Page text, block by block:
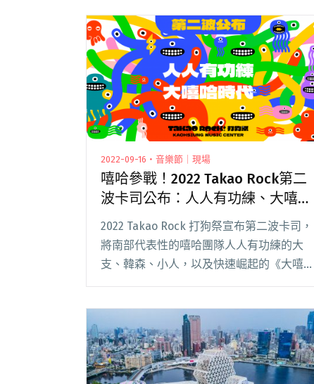
又巧遇主閱讀全文 "麋先生迎來成軍10週年
演唱會「WE 我們的十年」 重返高雄預告將
首唱新曲"
2022-09-16・音樂節｜現場
嘻哈參戰！2022 Takao Rock第二
波卡司公布：人人有功練、大嘻哈
時代
2022 Takao Rock 打狗祭宣布第二波卡司，
將南部代表性的嘻哈團隊人人有功練的大
支、韓森、小人，以及快速崛起的《大嘻哈
的累積，台灣本土嘻哈文化閱讀全文 "嘻哈
參戰！2022 Takao Rock第二波卡司公布：
人人有功練、大嘻哈時代"